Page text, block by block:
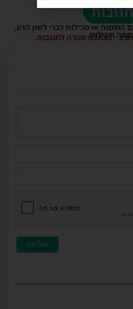
תגובות
הולמות או מכילות דברי לשון הרע,
ורכילות.
- הכתבה סגורה לתגובות.